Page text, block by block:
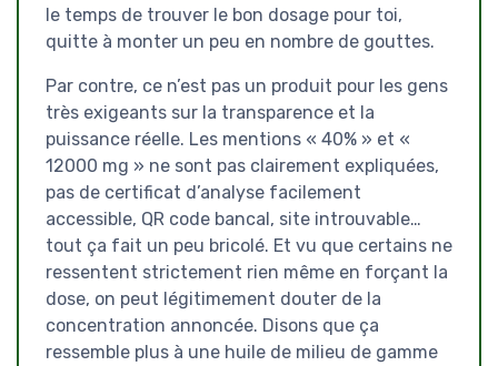
le temps de trouver le bon dosage pour toi,
quitte à monter un peu en nombre de gouttes.
Par contre, ce n’est pas un produit pour les gens
très exigeants sur la transparence et la
puissance réelle. Les mentions « 40% » et «
12000 mg » ne sont pas clairement expliquées,
pas de certificat d’analyse facilement
accessible, QR code bancal, site introuvable…
tout ça fait un peu bricolé. Et vu que certains ne
ressentent strictement rien même en forçant la
dose, on peut légitimement douter de la
concentration annoncée. Disons que ça
ressemble plus à une huile de milieu de gamme